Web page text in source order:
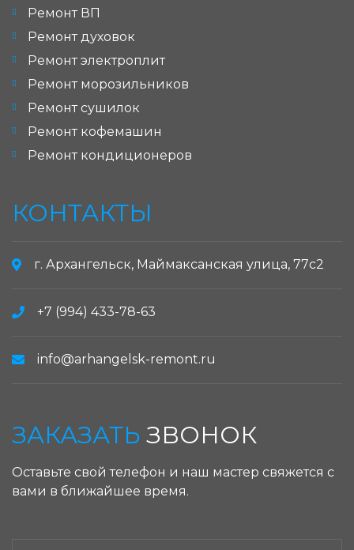
Ремонт ВП
Ремонт духовок
Ремонт электроплит
Ремонт морозильников
Ремонт сушилок
Ремонт кофемашин
Ремонт кондиционеров
КОНТАКТЫ
г. Архангельск, Маймаксанская улица, 77с2
+7 (994) 433-78-63
info@arhangelsk-remont.ru
ЗАКАЗАТЬ ЗВОНОК
Оставьте свой телефон и наш мастер свяжется с
вами в ближайшее время.